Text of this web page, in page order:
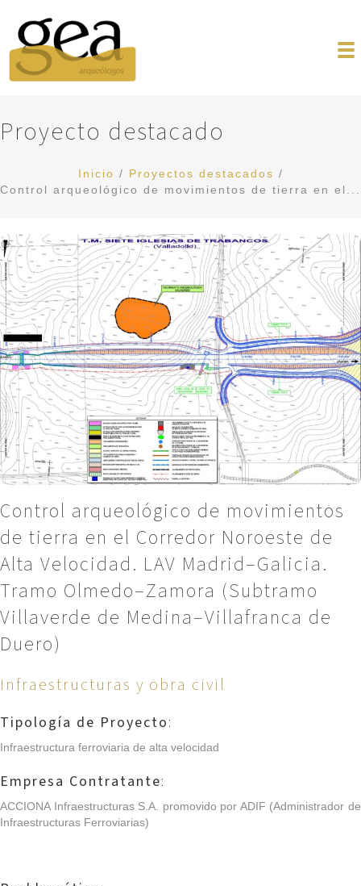
Proyecto destacado
Inicio / Proyectos destacados /
Control arqueológico de movimientos de tierra en el...
Control arqueológico de movimientos
de tierra en el Corredor Noroeste de
Alta Velocidad. LAV Madrid–Galicia.
Tramo Olmedo–Zamora (Subtramo
Villaverde de Medina–Villafranca de
Duero)
Infraestructuras y obra civil
Tipología de Proyecto:
Infraestructura ferroviaria de alta velocidad
Empresa Contratante:
ACCIONA Infraestructuras S.A. promovido por ADIF (Administrador de
Infraestructuras Ferroviarias)